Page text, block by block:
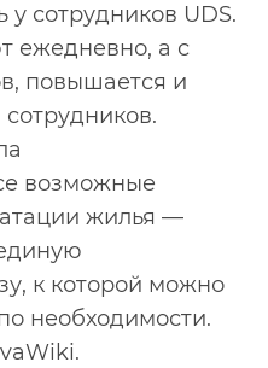
у сотрудников UDS.
ежедневно, а с
повышается и
возможные
жилья —
к которой можно
необходимости.